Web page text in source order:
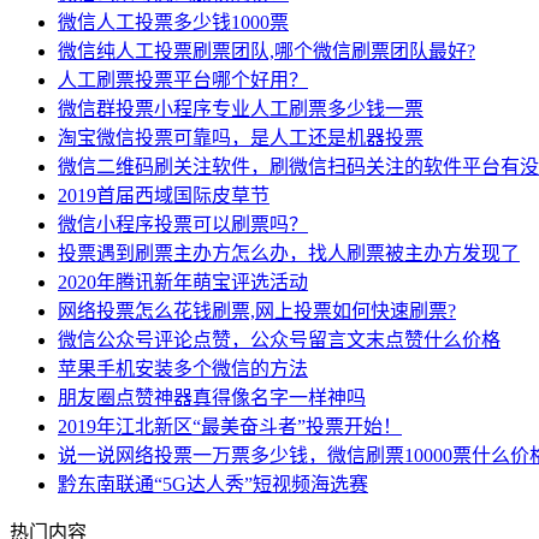
微信人工投票多少钱1000票
微信纯人工投票刷票团队,哪个微信刷票团队最好?
人工刷票投票平台哪个好用？
微信群投票小程序专业人工刷票多少钱一票
淘宝微信投票可靠吗，是人工还是机器投票
微信二维码刷关注软件，刷微信扫码关注的软件平台有
2019首届西域国际皮草节
微信小程序投票可以刷票吗？
投票遇到刷票主办方怎么办，找人刷票被主办方发现了
2020年腾讯新年萌宝评选活动
网络投票怎么花钱刷票,网上投票如何快速刷票?
微信公众号评论点赞，公众号留言文末点赞什么价格
苹果手机安装多个微信的方法
朋友圈点赞神器真得像名字一样神吗
2019年江北新区“最美奋斗者”投票开始！
说一说网络投票一万票多少钱，微信刷票10000票什么价
黔东南联通“5G达人秀”短视频海选赛
热门内容